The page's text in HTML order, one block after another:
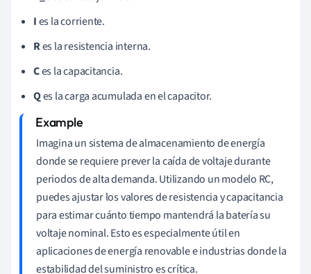
Ies la corriente.
Res la resistencia interna.
Ces la capacitancia.
Qes la carga acumulada en el capacitor.
Imagina un sistema de almacenamiento de energía
donde se requiere prever la caída de voltaje durante
periodos de alta demanda. Utilizando un modelo RC,
puedes ajustar los valores de resistencia y capacitancia
para estimar cuánto tiempo mantendrá la batería su
voltaje nominal. Esto es especialmente útil en
aplicaciones de energía renovable e industrias donde la
estabilidad del suministro es crítica.